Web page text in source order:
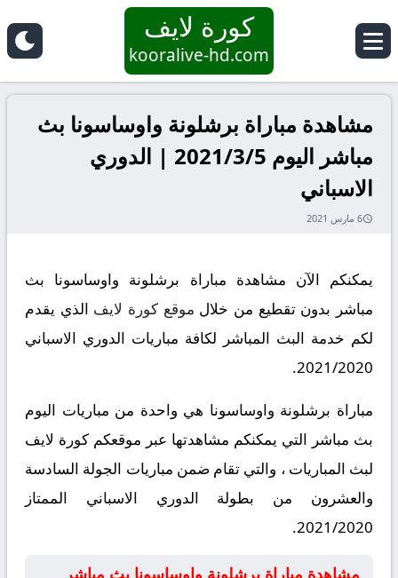
كورة لايف
kooralive-hd.com
مشاهدة مباراة برشلونة واوساسونا بث
مباشر اليوم 2021/3/5 | الدوري
الاسباني
6 مارس 2021
يمكنكم الآن مشاهدة مباراة برشلونة واوساسونا بث
مباشر بدون تقطيع من خلال موقع كورة لايف الذي يقدم
لكم خدمة البث المباشر لكافة مباريات الدوري الاسباني
2021/2020.
مباراة برشلونة واوساسونا هي واحدة من مباريات اليوم
بث مباشر التي يمكنكم مشاهدتها عبر موقعكم كورة لايف
لبث المباريات ، والتي تقام ضمن مباريات الجولة السادسة
والعشرون من بطولة الدوري الاسباني الممتاز
2021/2020.
مشاهدة مباراة برشلونة واوساسونا بث مباشر